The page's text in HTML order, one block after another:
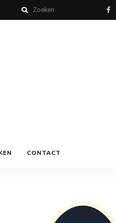
CONTACT